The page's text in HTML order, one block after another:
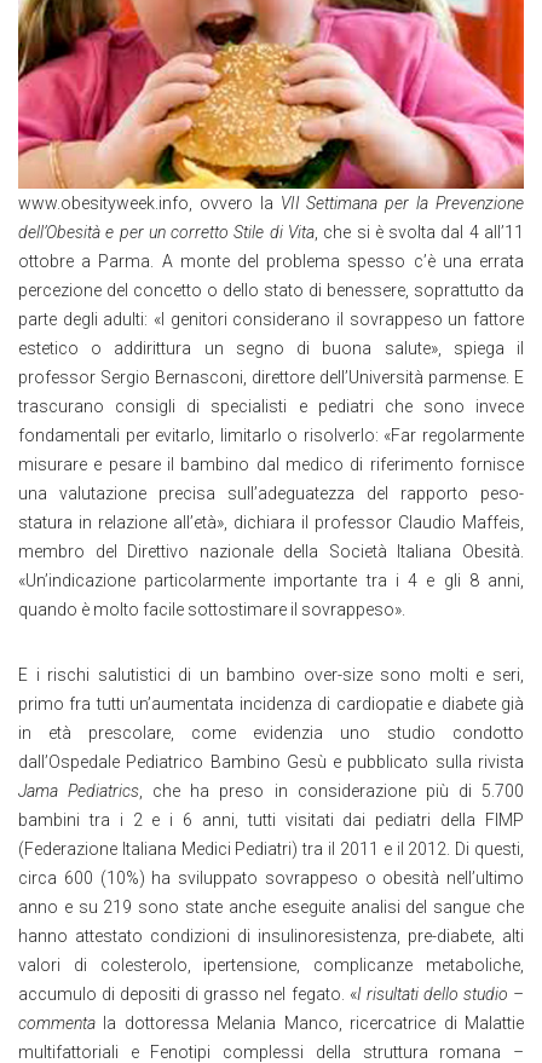
www.obesityweek.info, ovvero la VII Settimana per la Prevenzione
dell’Obesità e per un corretto Stile di Vita , che si è svolta dal 4 all’11
ottobre a Parma. A monte del problema spesso c’è una errata
percezione del concetto o dello stato di benessere, soprattutto da
parte degli adulti: «I genitori considerano il sovrappeso un fattore
estetico o addirittura un segno di buona salute», spiega il
professor Sergio Bernasconi, direttore dell’Università parmense. E
trascurano consigli di specialisti e pediatri che sono invece
fondamentali per evitarlo, limitarlo o risolverlo: «Far regolarmente
misurare e pesare il bambino dal medico di riferimento fornisce
una valutazione precisa sull’adeguatezza del rapporto peso-
statura in relazione all’età», dichiara il professor Claudio Maffeis,
membro del Direttivo nazionale della Società Italiana Obesità.
«Un’indicazione particolarmente importante tra i 4 e gli 8 anni,
quando è molto facile sottostimare il sovrappeso».
E i rischi salutistici di un bambino over-size sono molti e seri,
primo fra tutti un’aumentata incidenza di cardiopatie e diabete già
in età prescolare, come evidenzia uno studio condotto
dall’Ospedale Pediatrico Bambino Gesù e pubblicato sulla rivista
Jama Pediatrics , che ha preso in considerazione più di 5.700
bambini tra i 2 e i 6 anni, tutti visitati dai pediatri della FIMP
(Federazione Italiana Medici Pediatri) tra il 2011 e il 2012. Di questi,
circa 600 (10%) ha sviluppato sovrappeso o obesità nell’ultimo
anno e su 219 sono state anche eseguite analisi del sangue che
hanno attestato condizioni di insulinoresistenza, pre-diabete, alti
valori di colesterolo, ipertensione, complicanze metaboliche,
accumulo di depositi di grasso nel fegato. «I risultati dello studio –
commenta
la dottoressa Melania Manco, ricercatrice di Malattie
multifattoriali e Fenotipi complessi della struttura romana –